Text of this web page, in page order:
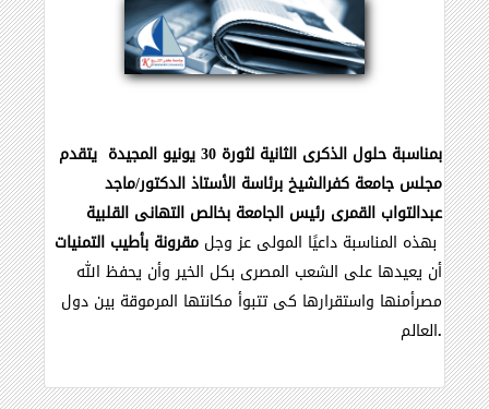
بمناسبة حلول الذكرى الثانية لثورة 30 يونيو المجيدة يتقدم
مجلس جامعة كفرالشيخ برئاسة الأستاذ الدكتور/ماجد
عبدالتواب القمرى رئيس الجامعة بخالص التهانى القلبية
مقرونة بأطيب التمنيات بهذه المناسبة داعيًا المولى عز وجل
أن يعيدها على الشعب المصرى بكل الخير وأن يحفظ الله
مصرأمنها واستقرارها كى تتبوأ مكانتها المرموقة بين دول
العالم.